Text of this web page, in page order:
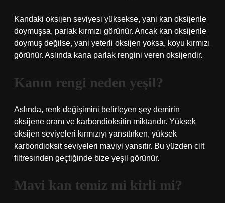
Kandaki oksijen seviyesi yüksekse, yani kan oksijenle
doymuşsa, parlak kırmızı görünür. Ancak kan oksijenle
doymuş değilse, yani yeterli oksijen yoksa, koyu kırmızı
görünür. Aslında kana parlak rengini veren oksijendir.
Kanın rengi neden yeşil?
Aslında, renk değişimini belirleyen şey demirin
oksijene oranı ve karbondioksitin miktarıdır. Yüksek
oksijen seviyeleri kırmızıyı yansıtırken, yüksek
karbondioksit seviyeleri maviyi yansıtır. Bu yüzden cilt
filtresinden geçtiğinde bize yeşil görünür.
Mavi kan temiz mi kirli mi?